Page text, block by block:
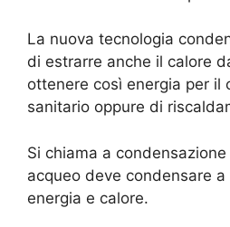
La nuova tecnologia
di estrarre anche il calore
ottenere così energia per il
sanitario oppure di
Si chiama a
acqueo deve condensare
energia e calore.